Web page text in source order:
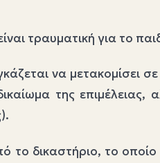
τραυματική για το
να
της
το δικαστήριο, το